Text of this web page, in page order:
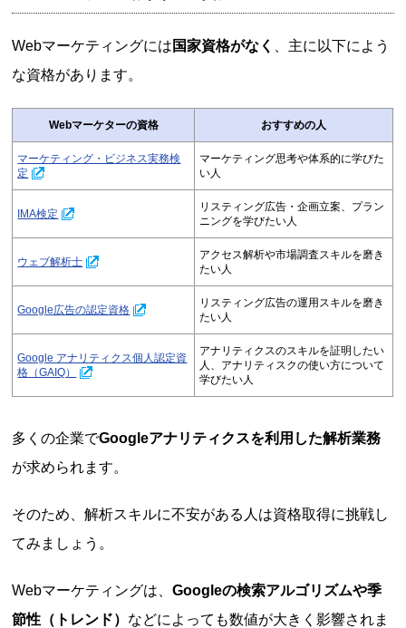
Webマーケティングには 国家資格がなく
、主に以下によう
な資格があります。
Webマーケターの資格 おすすめの人
マーケティング・ビジネス実務検
定
マーケティング思考や体系的に学びた
い人
IMA検定
リスティング広告・企画立案、プラン
ニングを学びたい人
ウェブ解析士
アクセス解析や市場調査スキルを磨き
たい人
Google広告の認定資格
リスティング広告の運用スキルを磨き
たい人
Google アナリティクス個人認定資
格（GAIQ）
アナリティクスのスキルを証明したい
人、アナリティスクの使い方について
学びたい人
多くの企業でGoogleアナリティクスを利用した解析業務
が求められます。
そのため、解析スキルに不安がある人は資格取得に挑戦し
てみましょう。
Webマーケティングは、Googleの検索アルゴリズムや季
節性（トレンド） などによっても数値が大きく影響されま